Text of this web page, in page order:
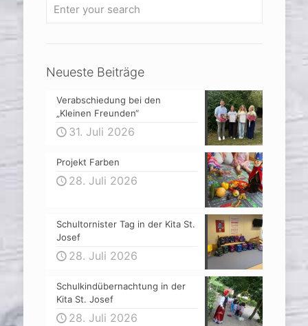
Neueste Beiträge
Verabschiedung bei den
„Kleinen Freunden“
31. Juli 2026
Projekt Farben
28. Juli 2026
Schultornister Tag in der Kita St.
Josef
28. Juli 2026
Schulkindübernachtung in der
Kita St. Josef
28. Juli 2026